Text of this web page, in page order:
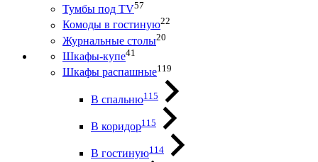
Тумбы под ТV57
Комоды в гостиную22
Журнальные столы20
Шкафы-купе41
Шкафы распашные119
В спальню115
В коридор115
В гостиную114